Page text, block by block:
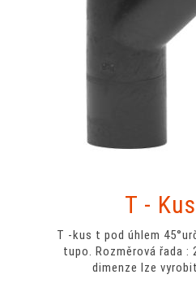
T -
T -kus t pod úhlem
tupo. Rozměrová řada :
dimenze lze